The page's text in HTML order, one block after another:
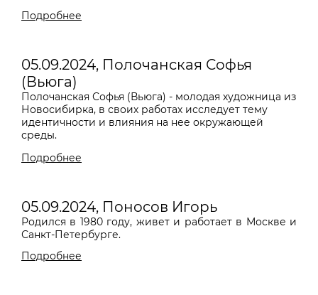
Подробнее
05.09.2024, Полочанская Софья
(Вьюга)
Полочанская Софья (Вьюга) - молодая художница из
Новосибирка, в своих работах исследует тему
идентичности и влияния на нее окружающей
среды.
Подробнее
05.09.2024, Поносов Игорь
Родился в 1980 году, живет и работает в Москве и
Санкт-Петербурге.
Подробнее